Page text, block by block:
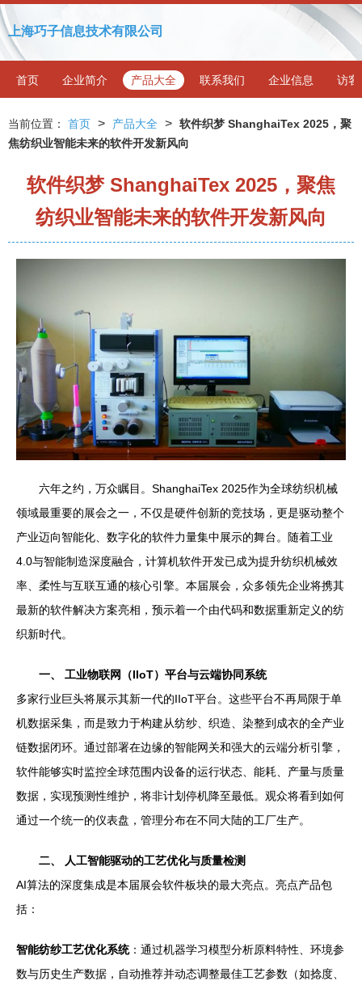
上海巧子信息技术有限公司
首页 企业简介 产品大全 联系我们 企业信息 访客
当前位置： 首页 > 产品大全 > 软件织梦 ShanghaiTex 2025，聚
焦纺织业智能未来的软件开发新风向
软件织梦 ShanghaiTex 2025，聚焦
纺织业智能未来的软件开发新风向
六年之约，万众瞩目。ShanghaiTex 2025作为全球纺织机械
领域最重要的展会之一，不仅是硬件创新的竞技场，更是驱动整个
产业迈向智能化、数字化的软件力量集中展示的舞台。随着工业
4.0与智能制造深度融合，计算机软件开发已成为提升纺织机械效
率、柔性与互联互通的核心引擎。本届展会，众多领先企业将携其
最新的软件解决方案亮相，预示着一个由代码和数据重新定义的纺
织新时代。
一、 工业物联网（IIoT）平台与云端协同系统
多家行业巨头将展示其新一代的IIoT平台。这些平台不再局限于单
机数据采集，而是致力于构建从纺纱、织造、染整到成衣的全产业
链数据闭环。通过部署在边缘的智能网关和强大的云端分析引擎，
软件能够实时监控全球范围内设备的运行状态、能耗、产量与质量
数据，实现预测性维护，将非计划停机降至最低。观众将看到如何
通过一个统一的仪表盘，管理分布在不同大陆的工厂生产。
二、 人工智能驱动的工艺优化与质量检测
AI算法的深度集成是本届展会软件板块的最大亮点。亮点产品包
括：
智能纺纱工艺优化系统：通过机器学习模型分析原料特性、环境参
数与历史生产数据，自动推荐并动态调整最佳工艺参数（如捻度、